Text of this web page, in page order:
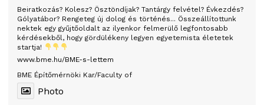
Beiratkozás? Kolesz? Ösztöndíjak? Tantárgy felvétel? Évkezdés?
Gólyatábor? Rengeteg új dolog és történés... Összeállítottunk
nektek egy gyűjtőoldalt az ilyenkor felmerülő legfontosabb
kérdésekből, hogy gördülékeny legyen egyetemista életetek
startja!
www.bme.hu/BME-s-lettem
BME Építőmérnöki Kar/Faculty of
Photo